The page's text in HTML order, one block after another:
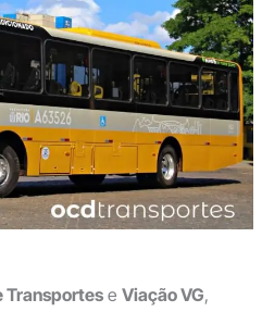
Transportese Viação VG,